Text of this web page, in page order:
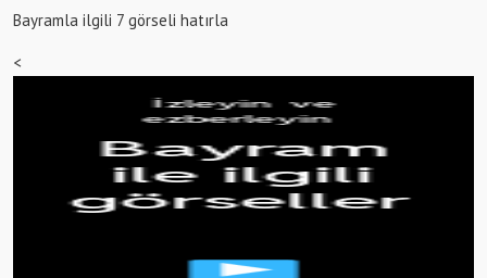
Bayramla ilgili 7 görseli hatırla
<